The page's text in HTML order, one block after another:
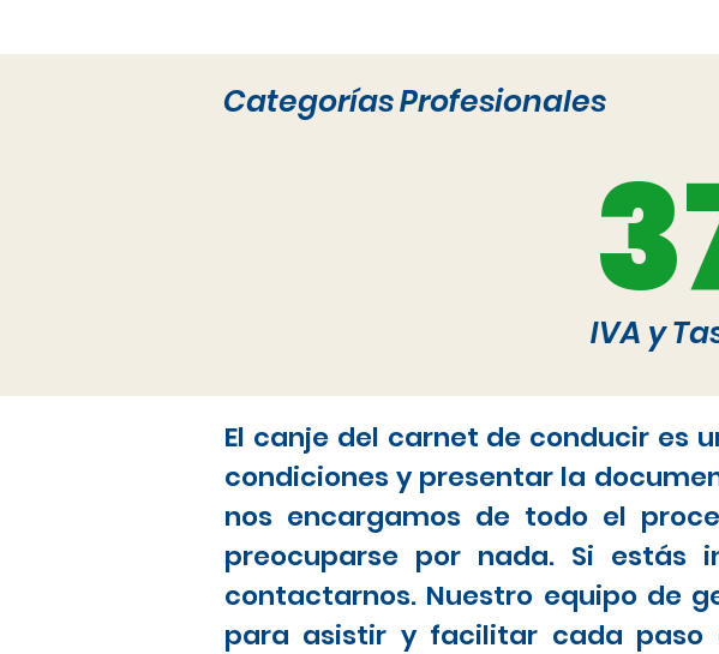
Categorías Profesionales
IVA y
El canje del carnet de conducir es
condiciones y presentar la
nos encargamos de todo el
preocuparse por nada. Si estás
contactarnos. Nuestro equipo de
para asistir y facilitar cada paso